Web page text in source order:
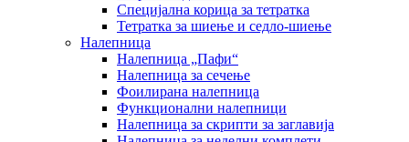
Специјална корица за тетратка
Тетратка за шиење и седло-шиење
Налепница
Налепница „Пафи“
Налепница за сечење
Фоилирана налепница
Функционални налепници
Налепница за скрипти за заглавија